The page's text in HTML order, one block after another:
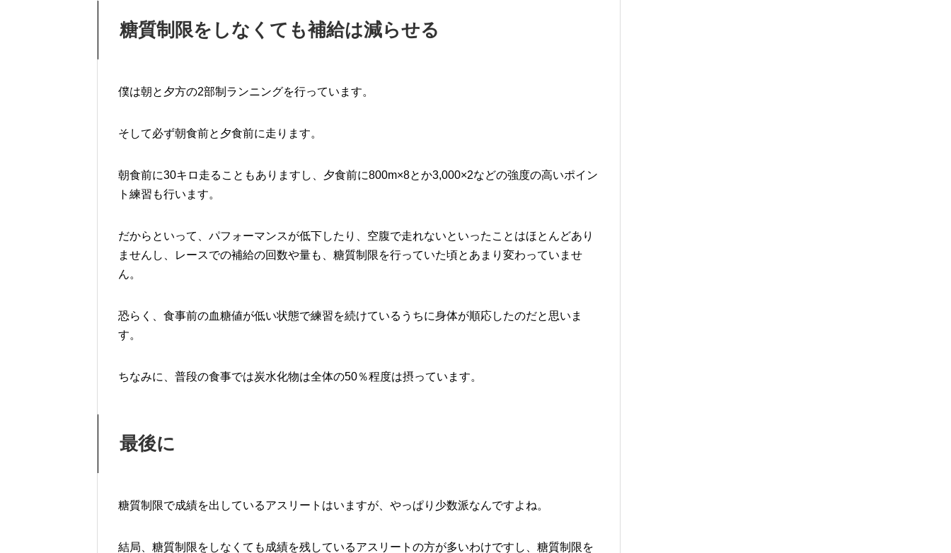
糖質制限をしなくても補給は減らせる
僕は朝と夕方の2部制ランニングを行っています。
そして必ず朝食前と夕食前に走ります。
朝食前に30キロ走ることもありますし、夕食前に800m×8とか3,000×2などの強度の高いポイン
ト練習も行います。
だからといって、パフォーマンスが低下したり、空腹で走れないといったことはほとんどあり
ませんし、レースでの補給の回数や量も、糖質制限を行っていた頃とあまり変わっていませ
ん。
恐らく、食事前の血糖値が低い状態で練習を続けているうちに身体が順応したのだと思いま
す。
ちなみに、普段の食事では炭水化物は全体の50％程度は摂っています。
最後に
糖質制限で成績を出しているアスリートはいますが、やっぱり少数派なんですよね。
結局、糖質制限をしなくても成績を残しているアスリートの方が多いわけですし、糖質制限を